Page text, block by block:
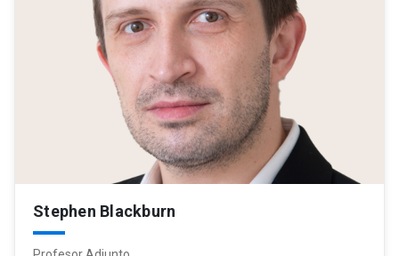
Stephen Blackburn